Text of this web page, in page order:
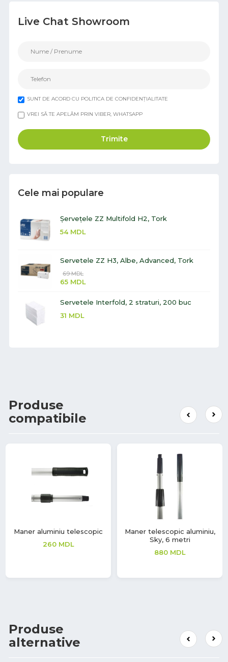
Live Chat Showroom
SUNT DE ACORD CU POLITICA DE CONFIDENȚIALITATE
VREI SĂ TE APELĂM PRIN VIBER, WHATSAPP
Trimite
Cele mai populare
Șervețele ZZ Multifold H2, Tork
54 MDL
Servetele ZZ H3, Albe, Advanced, Tork
69MDL
65 MDL
Servetele Interfold, 2 straturi, 200 buc
31 MDL
Produse
compatibile
Maner aluminiu telescopic
260 MDL
Maner telescopic aluminiu,
Sky, 6 metri
880 MDL
Produse
alternative